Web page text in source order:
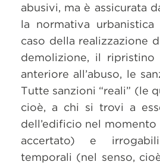
abusivi, ma è assicurata
la normativa
caso della realizzazione
demolizione, il ripristino
anteriore all’abuso, le
Tutte sanzioni “reali” (le
cioè, a chi si trovi a
dell’edificio nel momento
accertato) e
temporali (nel senso,